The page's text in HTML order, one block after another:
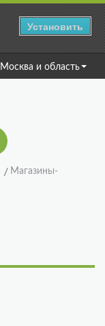
Установить
Москва и область
Магазины-